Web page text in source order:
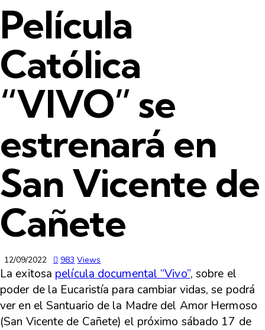
Película
Católica
“VIVO” se
estrenará en
San Vicente de
Cañete
12/09/2022 983 Views
La exitosa película documental “Vivo”, sobre el
poder de la Eucaristía para cambiar vidas, se podrá
veren el Santuario de la Madre del Amor Hermoso
(San Vicente de Cañete) el próximo sábado 17 de